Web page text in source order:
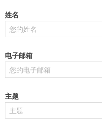
姓名
电子邮箱
主题